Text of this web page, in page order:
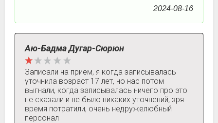
2024-08-16
Аю-Бадма Дугар-Сюрюн
Записали на прием, я когда записывалась
уточнила возраст 17 лет, но нас потом
выгнали, когда записывалась ничего про это
не сказали и не было никаких уточнений, зря
время потратили, очень недружелюбный
персонал